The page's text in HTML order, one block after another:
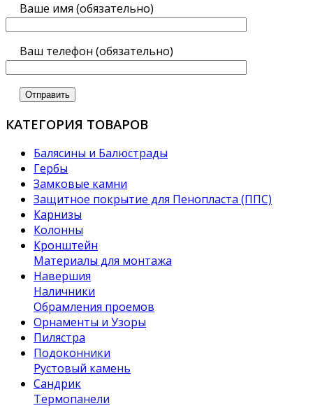
Ваше имя (обязательно)
Ваш телефон (обязательно)
КАТЕГОРИЯ ТОВАРОВ
Балясины и Балюстрады
Гербы
Замковые камни
Защитное покрытие для Пенопласта (ППС)
Карнизы
Колонны
Кронштейн
Материалы для монтажа
Навершия
Наличники
Обрамления проемов
Орнаменты и Узоры
Пилястра
Подоконники
Рустовый камень
Сандрик
Термопанели